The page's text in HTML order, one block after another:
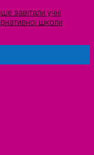
завітали учні
школи